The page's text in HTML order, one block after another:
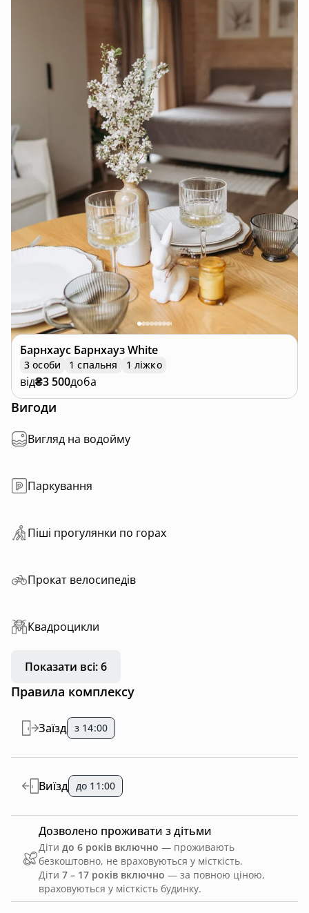
шампурами, решіткою. Від будиночку є вихід до
річки, де знаходиться зона відпочинку та лежаки.
Дорога до котеджу має асфальтоване покриття,
заїзд на ділянку засипано щебенем. Поруч із
будиночком є достатньо місця для паркування
автомобіля. Гостям пропонуються послуги
трансферу за окрему плату. Відстань від котеджу
"White від Good River" до центру селища складає 2
км, до заказника Гора Високий Камінь - 2,5 км, до
залізничної станції Воловець - 22,3 км.
Барнхаус Барнхауз White
3 особи 1 спальня 1 ліжко
від₴3 500доба
Вигоди
Вигляд на водойму
Паркування
Пiшi прoгулянки пo горах
Прокат велосипедів
Квадроцикли
Показати всі: 6
Правила комплексу
Заїзд з 14:00
Виїзд до 11:00
Дозволено проживати з дітьми
Діти до 6 років включно — проживають
безкоштовно, не враховуються у місткість.
Діти 7 – 17 років включно — за повною ціною,
враховуються у місткість будинку.